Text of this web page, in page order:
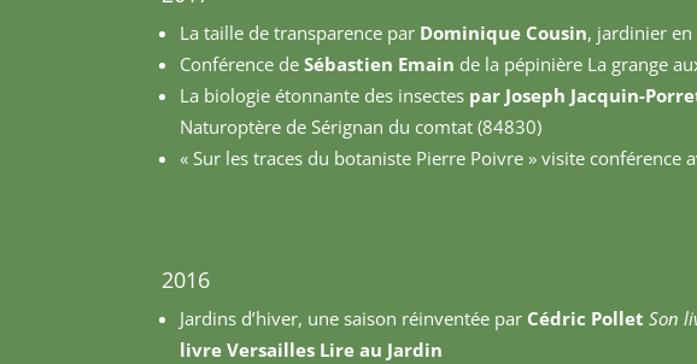
La taille de transparence par Dominique Cousin, jardinier en
Conférence deSébastien Emain de la pépinière La grange
La biologie étonnante des insectes par Joseph Jacquin-
Naturoptère de Sérignan du comtat (84830)
« Sur les traces du botaniste Pierre Poivre » visite conférence
2016
Jardins d’hiver, une saison réinventée par Cédric PolletSon
livre Versailles Lire au Jardin